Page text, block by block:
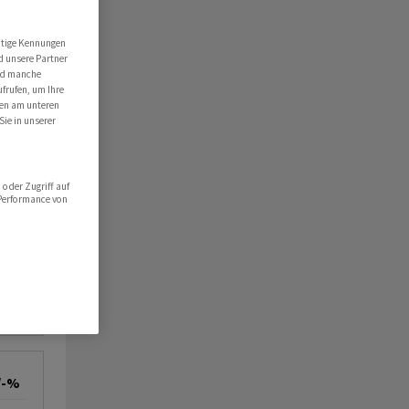
%
Kennungen
unsere Partner
manche
um Ihre
am unteren
in unserer
oder Zugriff auf
von